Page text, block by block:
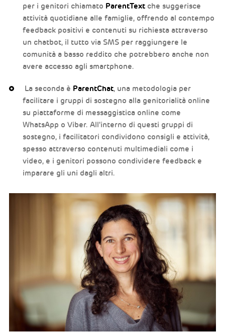
per i genitori chiamato ParentTextche suggerisce
attività quotidiane alle famiglie, offrendo al contempo
feedback positivi e contenuti su richiesta attraverso
un chatbot, il tutto via SMS per raggiungere le
comunità a basso reddito che potrebbero anche non
avere accesso agli smartphone.
La seconda è ParentChat, una metodologia per
facilitare i gruppi di sostegno alla genitorialità online
su piattaforme di messaggistica online come
WhatsApp o Viber. All'interno di questi gruppi di
sostegno, i facilitatori condividono consigli e attività,
spesso attraverso contenuti multimediali come i
video, e i genitori possono condividere feedback e
imparare gli uni dagli altri.